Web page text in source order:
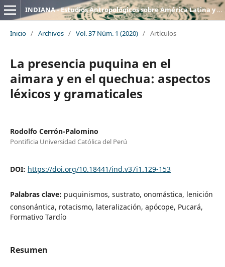
INDIANA - Estudios Antropológicos sobre América Latina y el Caribe
Inicio / Archivos / Vol. 37 Núm. 1 (2020) / Artículos
La presencia puquina en el
aimara y en el quechua: aspectos
léxicos y gramaticales
Rodolfo Cerrón-Palomino
Pontificia Universidad Católica del Perú
DOI: https://doi.org/10.18441/ind.v37i1.129-153
Palabras clave: puquinismos, sustrato, onomástica, lenición
consonántica, rotacismo, lateralización, apócope, Pucará,
Formativo Tardío
Resumen